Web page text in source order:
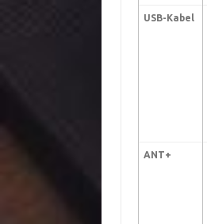
USB-Kabel
ANT+